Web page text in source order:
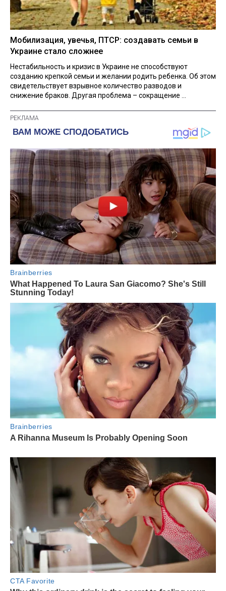
Мобилизация, увечья, ПТСР: создавать семьи в
Украине стало сложнее
Нестабильность и кризис в Украине не способствуют
созданию крепкой семьи и желании родить ребенка. Об этом
свидетельствует взрывное количество разводов и
снижение браков. Другая проблема – сокращение ...